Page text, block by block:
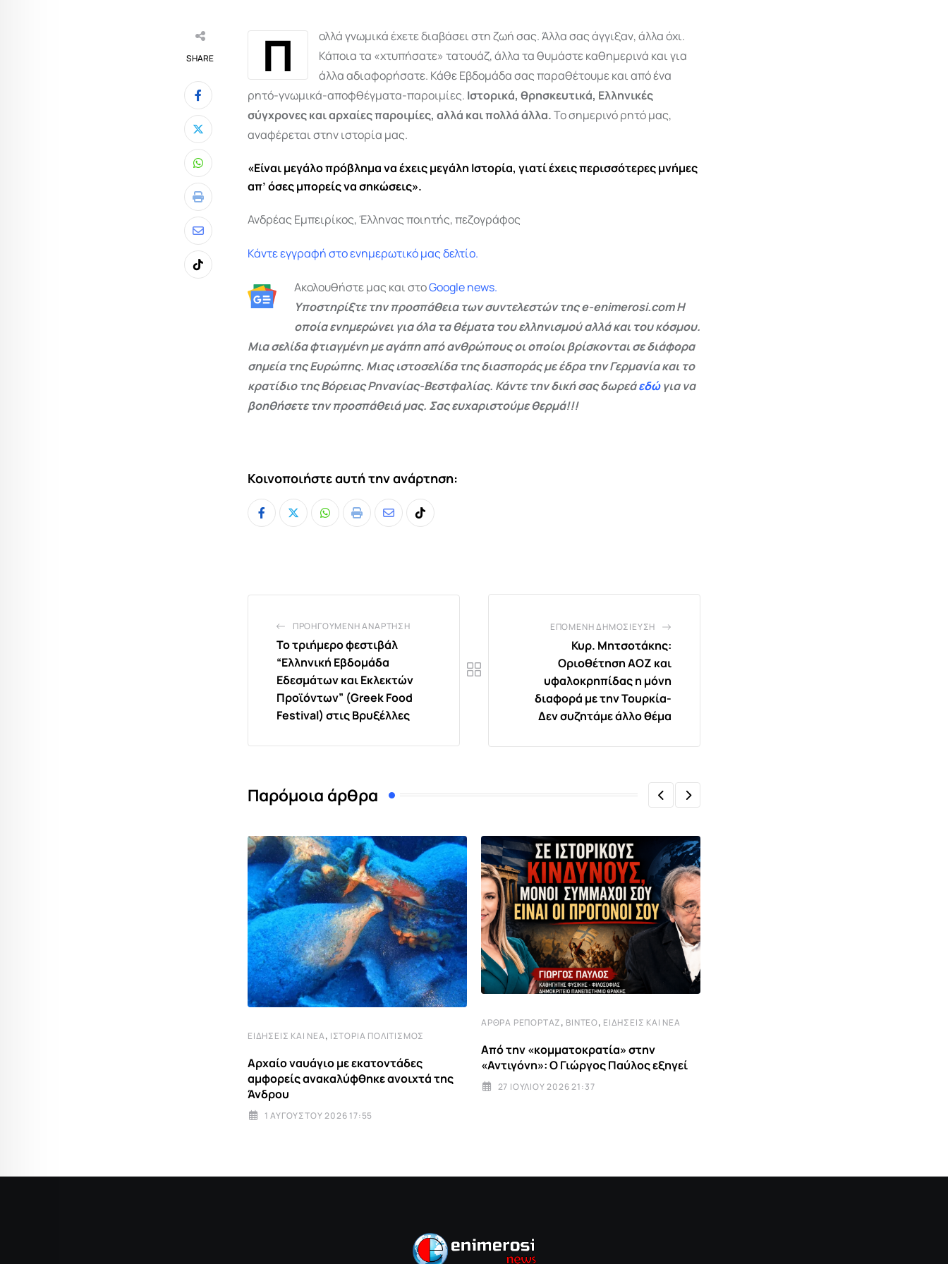
SHARE
Whatsapp
Print
Share
via
Email
Tiktok
Π
ολλά γνωμικά έχετε διαβάσει στη ζωή σας. Άλλα σας άγγιξαν, άλλα όχι.
Κάποια τα «χτυπήσατε» τατουάζ, άλλα τα θυμάστε καθημερινά και για
άλλα αδιαφορήσατε. Κάθε Εβδομάδα σας παραθέτουμε και από ένα
ρητό-γνωμικά-αποφθέγματα-παροιμίες. Ιστορικά, θρησκευτικά, Ελληνικές
σύγχρονες και αρχαίες παροιμίες, αλλά και πολλά άλλα.Το σημερινό ρητό μας,
αναφέρεται στην ιστορία μας.
«Είναι μεγάλο πρόβλημα να έχεις μεγάλη Ιστορία, γιατί έχεις περισσότερες μνήμες
απ’ όσες μπορείς να σηκώσεις».
Ανδρέας Εμπειρίκος, Έλληνας ποιητής, πεζογράφος
Κάντε εγγραφή στο ενημερωτικό μας δελτίο.
Ακολουθήστε μας και στοGooglenews.
Υποστηρίξτε την προσπάθεια των συντελεστών της e-enimerosi.com Η
οποία ενημερώνει για όλα τα θέματα του ελληνισμού αλλά και του κόσμου.
Μια σελίδα φτιαγμένη με αγάπη από ανθρώπους οι οποίοι βρίσκονται σε διάφορα
σημεία της Ευρώπης. Μιας ιστοσελίδα της διασποράς με έδρα την Γερμανία και το
κρατίδιο της Βόρειας Ρηνανίας-Βεστφαλίας. Κάντε την δική σας δωρεάεδώγια να
βοηθήσετε την προσπάθειά μας. Σας ευχαριστούμε θερμά!!!
Κοινοποιήστε αυτή την ανάρτηση:
Whatsapp
Print
ShareTiktok
ΠΡΟΗΓΟΎΜΕΝΗ ΑΝΆΡΤΗΣΗ
Το τριήμερο φεστιβάλ
“Ελληνική Εβδομάδα
Εδεσμάτων και Εκλεκτών
Προϊόντων” (Greek Food
Festival) στις Βρυξέλλες
ΕΠΌΜΕΝΗ ΔΗΜΟΣΊΕΥΣΗ
Κυρ. Μητσοτάκης:
Οριοθέτηση ΑΟΖ και
υφαλοκρηπίδας η μόνη
διαφορά με την Τουρκία-
Δεν συζητάμε άλλο θέμα
Παρόμοια άρθρα
ΕΙΔΉΣΕΙΣ ΚΑΙ ΝΈΑ, ΙΣΤΟΡΊΑ ΠΟΛΙΤΙΣΜΌΣ
Αρχαίο ναυάγιο με εκατοντάδες
αμφορείς ανακαλύφθηκε ανοιχτά της
Άνδρου
1 ΑΥΓΟΎΣΤΟΥ 2026 17:55
ΆΡΘΡΑ ΡΕΠΟΡΤΆΖ, ΒΊΝΤΕΟ, ΕΙΔΉΣΕΙΣ ΚΑΙ ΝΈΑ
Από την «κομματοκρατία» στην
«Αντιγόνη»: Ο Γιώργος Παύλος εξηγεί
27 ΙΟΥΛΊΟΥ 2026 21:37